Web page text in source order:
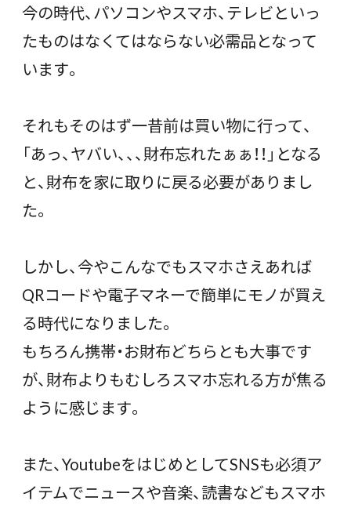
今の時代、パソコンやスマホ、テレビといっ
たものはなくてはならない必需品となって
います。
それもそのはず一昔前は買い物に行って、
「あっ、ヤバい、、、財布忘れたぁぁ！！」となる
と、財布を家に取りに戻る必要がありまし
た。
しかし、今やこんなでもスマホさえあれば
QRコードや電子マネーで簡単にモノが買え
る時代になりました。
もちろん携帯・お財布どちらとも大事です
が、財布よりもむしろスマホ忘れる方が焦る
ように感じます。
また、YoutubeをはじめとしてSNSも必須ア
イテムでニュースや音楽、読書などもスマホ